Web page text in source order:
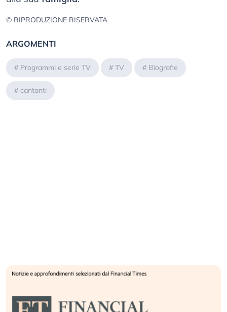
© RIPRODUZIONE RISERVATA
ARGOMENTI
# Programmi e serie TV # TV # Biografie
# cantanti